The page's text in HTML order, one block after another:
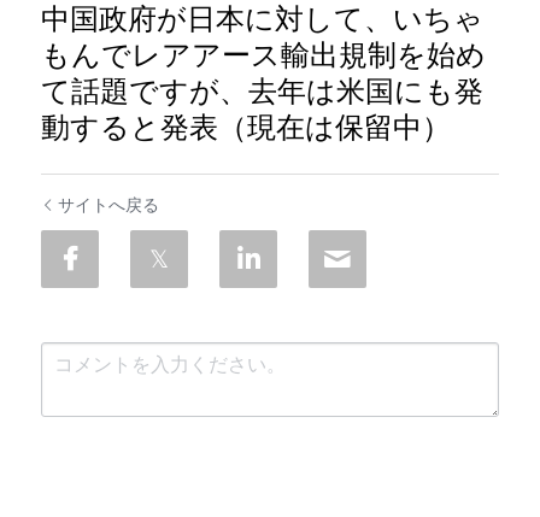
中国政府が日本に対して、いちゃ
もんでレアアース輸出規制を始め
て話題ですが、去年は米国にも発
動すると発表（現在は保留中）
サイトへ戻る